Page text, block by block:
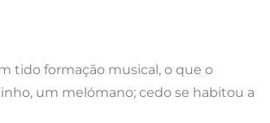
tido formação musical, o que o
um melómano; cedo se habitou a